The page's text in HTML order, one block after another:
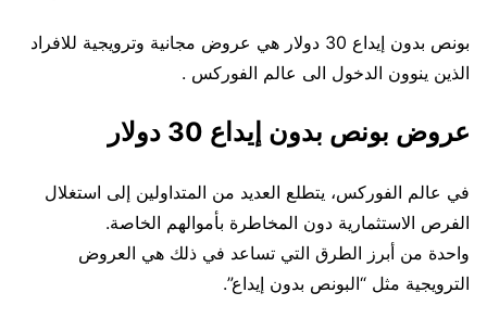
بونص بدون إيداع 30 دولار هي عروض مجانية وترويجية للافراد
الذين ينوون الدخول الى عالم الفوركس .
عروض بونص بدون إيداع 30 دولار
في عالم الفوركس، يتطلع العديد من المتداولين إلى استغلال
الفرص الاستثمارية دون المخاطرة بأموالهم الخاصة.
واحدة من أبرز الطرق التي تساعد في ذلك هي العروض
الترويجية مثل “البونص بدون إيداع”.